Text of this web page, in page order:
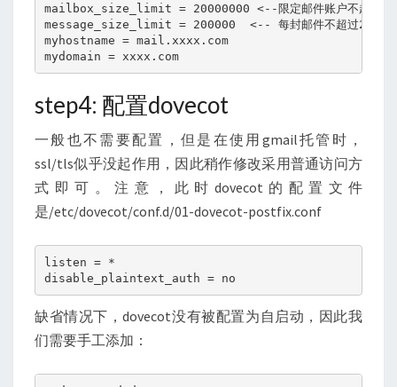
mailbox_size_limit = 20000000 <--限定邮件账户不超过20
message_size_limit = 200000  <-- 每封邮件不超过20K字
myhostname = mail.xxxx.com
mydomain = xxxx.com
step4: 配置dovecot
一般也不需要配置，但是在使用gmail托管时，
ssl/tls似乎没起作用，因此稍作修改采用普通访问方
式即可。注意，此时dovecot的配置文件
是/etc/dovecot/conf.d/01-dovecot-postfix.conf
listen = *
disable_plaintext_auth = no
缺省情况下，dovecot没有被配置为自启动，因此我
们需要手工添加：